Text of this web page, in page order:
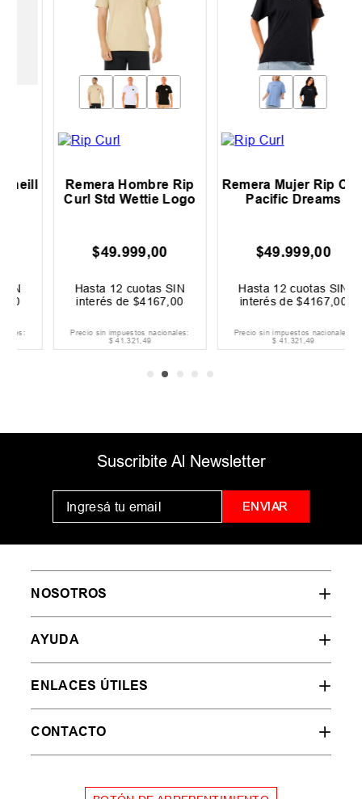
Remera Hombre Rip
Curl Std Wettie Logo
999,00
Hasta12cuotas SIN
interés de$4167,00
Precio sin impuestos nacionales:
,49
Remera Mujer Rip Curl
Pacific Dreams
999,00
Hasta12cuotas SIN
interés de$4167,00
Precio sin impuestos nacionales:
321,49
Suscribite Al Newsletter
ENVIAR
NOSOTROS
AYUDA
ENLACES ÚTILES
CONTACTO